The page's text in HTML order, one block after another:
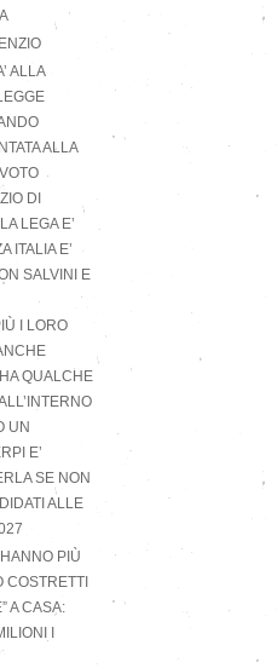
ALLA
ALLA
DI
LEGA E’
ITALIA E’
SALVINI E
I LORO
QUALCHE
UN
E’
SE NON
ALLE
PIÙ
COSTRETTI
A CASA:
I